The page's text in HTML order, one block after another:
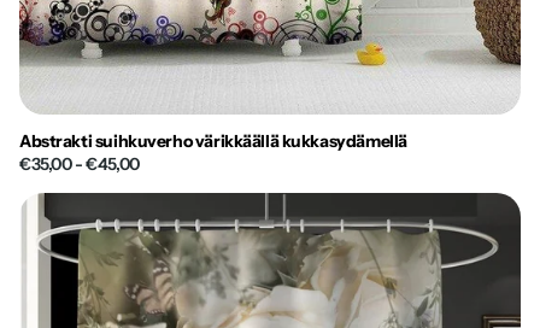
Abstrakti suihkuverho värikkäällä kukkasydämellä
€35,00- €45,00